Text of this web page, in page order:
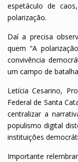
espetáculo de
polarização.
Daí a precisa
quem “A
convivência
um campo de
Letícia Cesarino,
Federal de Santa
centralizar a
populismo digital
instituições
Importante